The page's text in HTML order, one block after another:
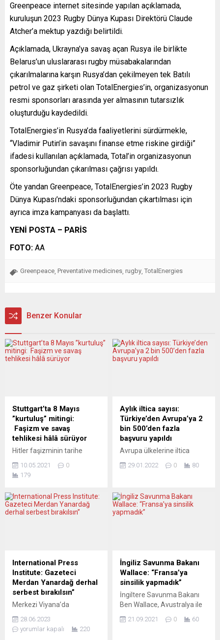
Greenpeace internet sitesinde yapılan açıklamada,
kuruluşun 2023 Rugby Dünya Kupası Direktörü Claude
Atcher’a mektup yazdığı belirtildi.
Açıklamada, Ukrayna’ya savaş açan Rusya ile birlikte
Belarus’un uluslararası rugby müsabakalarından
çıkarılmalarına karşın Rusya’dan çekilmeyen tek Batılı
petrol ve gaz şirketi olan TotalEnergies’in, organizasyonun
resmi sponsorları arasında yer almasının tutarsızlık
oluşturduğu kaydedildi.
TotalEnergies’in Rusya’da faaliyetlerini sürdürmekle,
“Vladimir Putin’in savaşını finanse etme riskine girdiği”
ifadesi kullanılan açıklamada, Total’in organizasyonun
sponsorluğundan çıkarılması çağrısı yapıldı.
Öte yandan Greenpeace, TotalEnergies’in 2023 Rugby
Dünya Kupası’ndaki sponsorluğundan çıkartılması için
ayrıca imza kampanyası da başlattı.
YENİ POSTA – PARİS
FOTO: AA
Greenpeace Preventative medicines rugby TotalEnergies
Benzer Konular
Stuttgart’ta 8 Mayıs
”kurtuluş” mitingi:
Faşizm ve savaş
tehlikesi hâlâ sürüyor
Hitler faşizminin tarihe
nedeniyle Stuttgart’ta
Savaşa ve Faşizme Karşı
düzenlendi. DGB’nin
düzenlediği gösteride
faşizm ve İkinci Paylaşım
Savaşı, 55 milyon insanın
ölümü, bombalarla yerle bir
edilen şehirler ve büyük
10.05.2021
0
179
Aylık iltica sayısı:
Türkiye’den Avrupa’ya 2
bin 500’den fazla
başvuru yapıldı
Avrupa ülkelerine iltica
rakamlarda seyrediyor.
başvurularda ilk sıraları
alırken Türkiye’den de
açıklamasına göre Avrupa
ülkelerine iltica başvuruları
Kasım 2021’de yeniden
yüksek bir seviyeye çıktı.
Malta’nın başkenti
Valletta’da paylaşılan
verilere göre...
29.01.2022 0 80
International Press
Institute: Gazeteci
Merdan Yanardağ derhal
serbest bırakılsın”
Merkezi Viyana’da
küresel basın cemiyeti
“International Press Institute
28.06.2023
yorumlar kapalı
220
İngiliz Savunma Bakanı
Wallace: “Fransa’ya
sinsilik yapmadık”
İngiltere Savunma Bakanı
Ben Wallace, Avustralya ile
anlaşmasının arkasında bir
21.09.2021 0 60